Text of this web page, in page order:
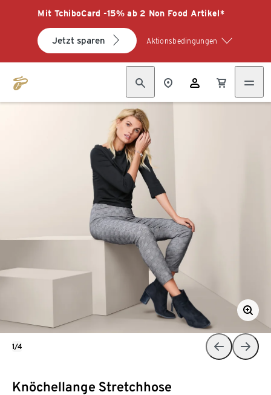
Mit TchiboCard -15% ab 2 Non Food Artikel*
Jetzt sparen Aktionsbedingungen
Knöchellange Stretchhose
1/4